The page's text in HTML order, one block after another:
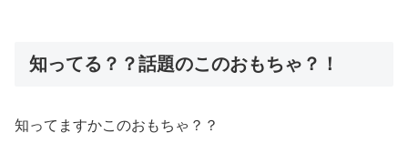
知ってる？？話題のこのおもちゃ？！
知ってますかこのおもちゃ？？